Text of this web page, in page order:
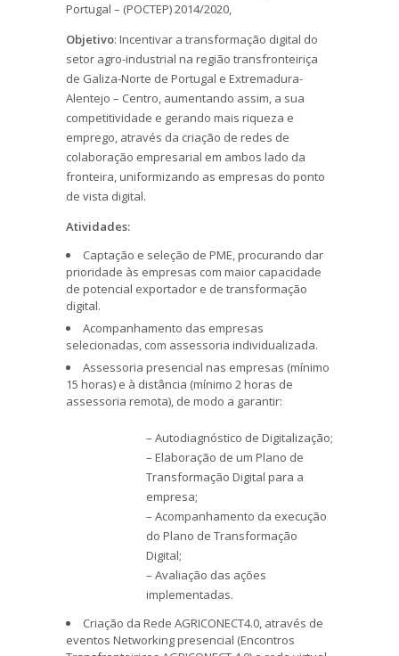
Portugal – (POCTEP) 2014/2020,
Objetivo: Incentivar a transformação digital do
setor agro-industrial na região transfronteiriça
de Galiza-Norte de Portugal e Extremadura-
Alentejo – Centro, aumentando assim, a sua
competitividade e gerando mais riqueza e
emprego, através da criação de redes de
colaboração empresarial em ambos lado da
fronteira, uniformizando as empresas do ponto
de vista digital.
Atividades:
Captação e seleção de PME, procurando dar
prioridade às empresas com maior capacidade
de potencial exportador e de transformação
digital.
Acompanhamento das empresas
selecionadas, com assessoria individualizada.
Assessoria presencial nas empresas (mínimo
15 horas) e à distância (mínimo 2 horas de
assessoria remota), de modo a garantir:
– Autodiagnóstico de Digitalização;
– Elaboração de um Plano de
Transformação Digital para a
empresa;
– Acompanhamento da execução
do Plano de Transformação
Digital;
– Avaliação das ações
implementadas.
Criação da Rede AGRICONECT4.0, através de
eventos Networking presencial (Encontros